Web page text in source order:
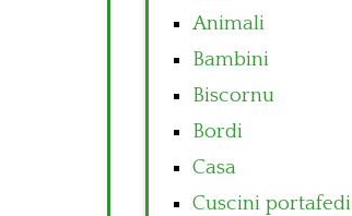
Animali
Bambini
Biscornu
Bordi
Casa
Cuscini portafedi